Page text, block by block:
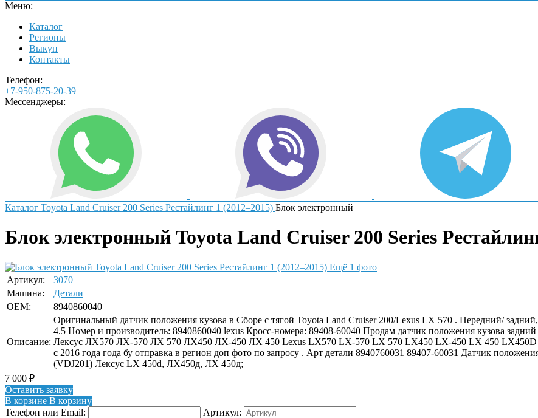
Меню:
Каталог
Регионы
Выкуп
Контакты
Телефон:
+7-950-875-20-39
Мессенджеры:
Каталог Toyota Land Cruiser 200 Series Рестайлинг 1 (2012–2015) Блок электронный
Блок электронный Toyota Land Cruiser 200 Series
Ещё 1 фото
Артикул:
3070
Машина:
Детали
OEM:
8940860040
Описание:
Оригинальный датчик положения кузова в Сборе с тягой Toyota Land Cruiser 200/Lexus LX 570 . Передний/
4.5 Номер и производитель: 8940860040 lexus Кросс-номера: 89408-60040 Продам датчик положения кузова
Лексус ЛХ570 ЛХ-570 ЛХ 570 ЛХ450 ЛХ-450 ЛХ 450 Lexus LX570 LX-570 LX 570 LX450 LX-450 LX 450
с 2016 года года бу отправка в регион доп фото по запросу . Арт детали 8940760031 89407-60031 Датчик
(VDJ201) Лексус LX 450d, ЛХ450д, ЛХ 450д;
7 000 ₽
Оставить заявку
В корзине В корзину
Телефон или Email:
Артикул: